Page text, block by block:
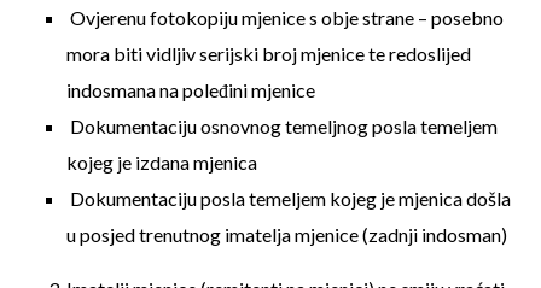
Ovjerenu fotokopiju mjenice s obje strane – posebno
mora biti vidljiv serijski broj mjenice te redoslijed
indosmana na poleđini mjenice
Dokumentaciju osnovnog temeljnog posla temeljem
kojeg je izdana mjenica
Dokumentaciju posla temeljem kojeg je mjenica došla
u posjed trenutnog imatelja mjenice (zadnji indosman)